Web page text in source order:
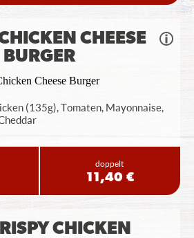
CHEESE
BURGER
(135g), Tomaten, Mayonnaise,
doppelt
11,40 €
CHICKEN